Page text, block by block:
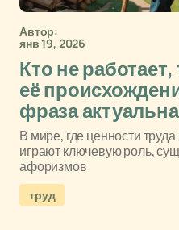
Автор:
янв 19, 2026
Кто не работает,
её
фраза
В мире, где ценности
играют ключевую роль,
афоризмов
труд